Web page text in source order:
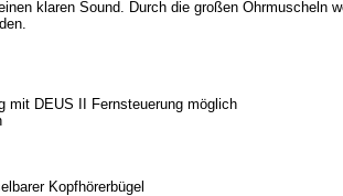
klaren Sound. Durch die großen
mit DEUS II Fernsteuerung möglich
Kopfhörerbügel